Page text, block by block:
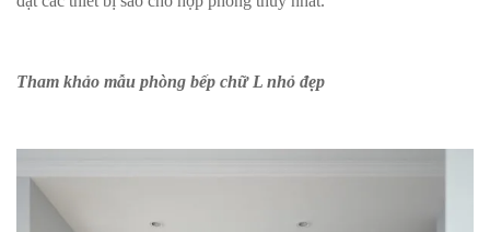
Tham khảo mẫu phòng bếp chữ L nhỏ đẹp